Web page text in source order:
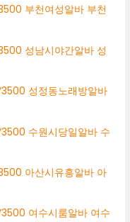
부천여성알바 부천
성남시야간알바 성
성정동노래방알바
수원시당일알바 수
아산시유흥알바 아
여수시룸알바 여수